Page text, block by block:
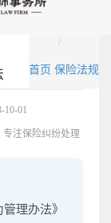
首页 保险法规
10-01
专注保险纠纷处理
理办法》